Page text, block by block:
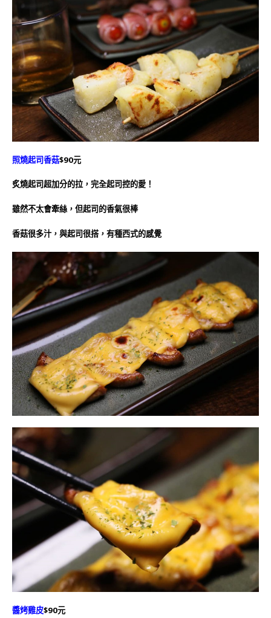
照燒起司香菇$90元
炙燒起司超加分的拉，完全起司控的愛！
雖然不太會牽絲，但起司的香氣很棒
香菇很多汁，與起司很搭，有種西式的感覺
醬烤雞皮$90元